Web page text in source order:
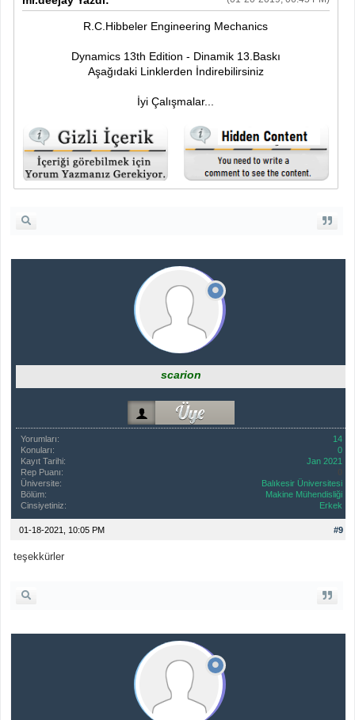
R.C.Hibbeler Engineering Mechanics
Dynamics 13th Edition - Dinamik 13.Baskı
Aşağıdaki Linklerden İndirebilirsiniz
İyi Çalışmalar...
scarion
Yorumları:
14
Konuları:
0
Kayıt Tarihi:
Jan 2021
Rep Puanı:
Üniversite:
Balıkesir Üniversitesi
Bölüm:
Makine Mühendisliği
Cinsiyetiniz:
Erkek
#9
01-18-2021, 10:05 PM
teşekkürler